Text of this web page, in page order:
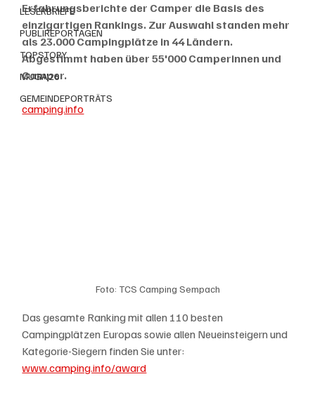
LESERBRIEFE
PUBLIREPORTAGEN
TOPSTORY
MUGA'26
GEMEINDEPORTRÄTS
Erfahrungsberichte der Camper die Basis des
einzigartigen Rankings. Zur Auswahl standen mehr
als 23.000 Campingplätze in 44 Ländern.
Abgestimmt haben über 55'000 Camperinnen und
Camper.
camping.info
Foto: TCS Camping Sempach
Das gesamte Ranking mit allen 110 besten
Campingplätzen Europas sowie allen Neueinsteigern und
Kategorie-Siegern finden Sie unter:
www.camping.info/award